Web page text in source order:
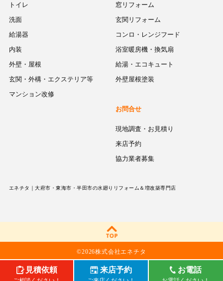
窓リフォーム
玄関リフォーム
コンロ・レンジフード
浴室暖房機・換気扇
給湯・エコキュート
外壁屋根塗装
トイレ
洗面
給湯器
内装
外壁・屋根
玄関・外構・エクステリア等
マンション改修
お問合せ
現地調査・お見積り
来店予約
協力業者募集
エネチタ｜大府市・東海市・半田市の水廻りリフォーム＆増改築専門店
©2026株式会社エネチタ
見積依頼 来店予約 お電話